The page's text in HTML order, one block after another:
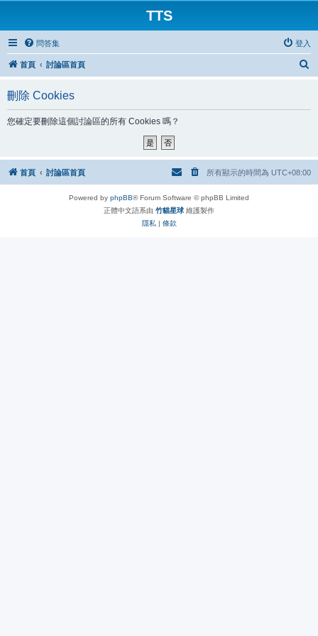
TTS
問答集 登入
首頁 討論區首頁
刪除 Cookies
您確定要刪除這個討論區的所有 Cookies 嗎？
首頁 討論區首頁 所有顯示的時間為 UTC+08:00
Powered by phpBB® Forum Software © phpBB Limited
正體中文語系由 竹貓星球 維護製作
隱私 | 條款